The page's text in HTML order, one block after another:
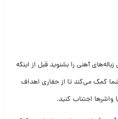
آهنی را بشنوید قبل از اینکه
شما کمک می‌کند تا از حفاری اهداف
اجتناب کنید.